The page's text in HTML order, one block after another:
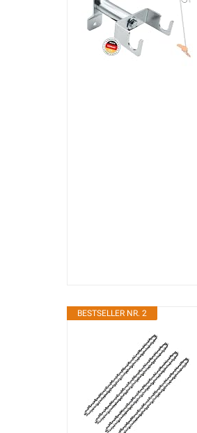
BESTSELLER NR. 2